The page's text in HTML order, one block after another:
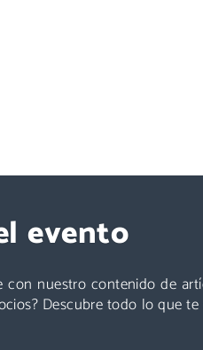
evento
nuestro contenido de
Descubre todo lo que
líder en España, el
directores de
e-commerce … + de
impulsar tu negocio.